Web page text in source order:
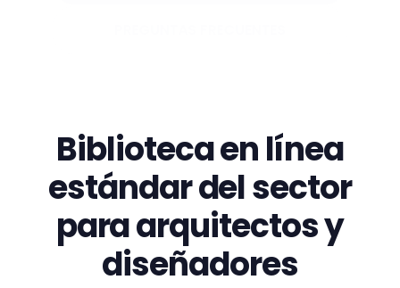
Biblioteca en línea
estándar del sector
para arquitectos y
diseñadores